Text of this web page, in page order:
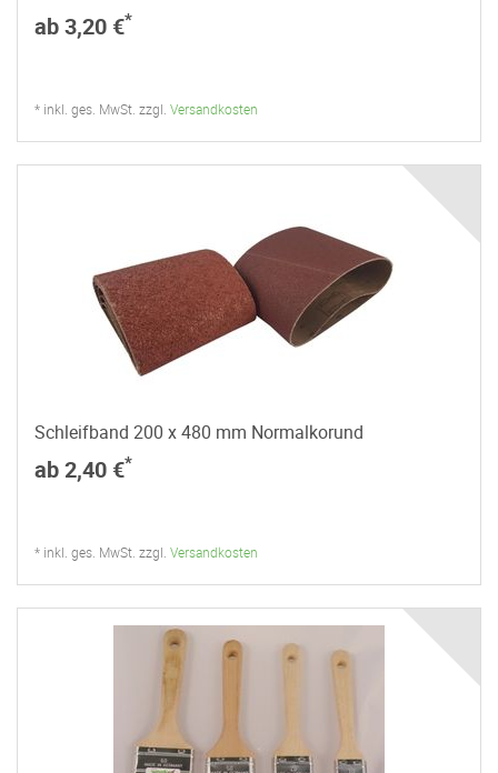
ab 3,20 €*
* inkl. ges. MwSt. zzgl. Versandkosten
Schleifband 200 x 480 mm Normalkorund
ab 2,40 €*
* inkl. ges. MwSt. zzgl. Versandkosten